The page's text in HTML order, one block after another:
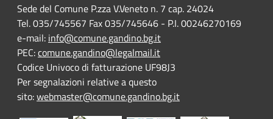
Sede del Comune P.zza V.Veneto n. 7 cap. 24024
Tel. 035/745567 Fax 035/745646 - P.I. 00246270169
e-mail: info@comune.gandino.bg.it
PEC:comune.gandino@legalmail.it
Codice Univoco di fatturazione UF98J3
Per segnalazioni relative a questo
sito:webmaster@comune.gandino.bg.it